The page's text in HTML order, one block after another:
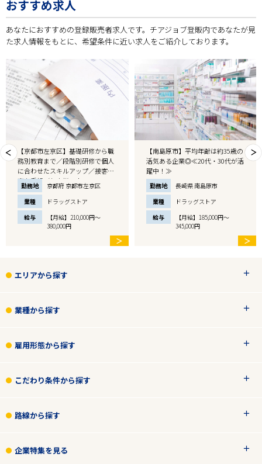
おすすめ求人
あなたにおすすめの登録販売者求人です。チアジョブ登販内であなたが見
た求人情報をもとに、希望条件に近い求人をご紹介しております。
【京都市左京区】基礎研修から職
務別教育まで／段階別研修で個人
に合わせたスキルアップ／接客販
売を重視／お客様一人…
勤務地
京都府 京都市左京区
業種
ドラッグストア
給与
【月給】210,000円～
380,000円
＞
【南島原市】平均年齢は約35歳の
活気ある企業◎≪20代・30代が活
躍中！≫
勤務地
長崎県 南島原市
業種
ドラッグストア
給与
【月給】185,000円～
345,000円
＞
エリアから探す
業種から探す
雇用形態から探す
こだわり条件から探す
路線から探す
企業特集を見る